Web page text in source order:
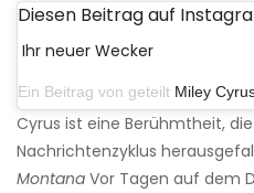
Diesen Beitrag auf
Ihr neuer Wecker
Ein Beitrag von geteilt Miley
Cyrus ist eine Berühmtheit,
Nachrichtenzyklus
Montana Vor Tagen auf dem